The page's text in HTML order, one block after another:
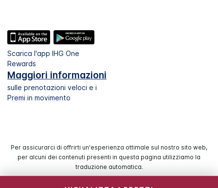
Scarica l'app IHG One
Rewards
Maggiori informazioni
sulle prenotazioni veloci e i
Premi in movimento
Per assicurarci di offrirti un'esperienza ottimale sul nostro sito web,
per alcuni dei contenuti presenti in questa pagina utilizziamo la
traduzione automatica.